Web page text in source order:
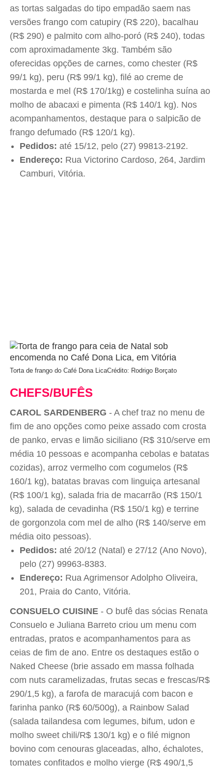
as tortas salgadas do tipo empadão saem nas
versões frango com catupiry (R$ 220), bacalhau
(R$ 290) e palmito com alho-poró (R$ 240), todas
com aproximadamente 3kg. Também são
oferecidas opções de carnes, como chester (R$
99/1 kg), peru (R$ 99/1 kg), filé ao creme de
mostarda e mel (R$ 170/1kg) e costelinha suína ao
molho de abacaxi e pimenta (R$ 140/1 kg). Nos
acompanhamentos, destaque para o salpicão de
frango defumado (R$ 120/1 kg).
Pedidos: até 15/12, pelo (27) 99813-2192.
Endereço: Rua Victorino Cardoso, 264, Jardim
Camburi, Vitória.
Torta de frango do Café Dona LicaCrédito: Rodrigo Borçato
CHEFS/BUFÊS
CAROL SARDENBERG - A chef traz no menu de
fim de ano opções como peixe assado com crosta
de panko, ervas e limão siciliano (R$ 310/serve em
média 10 pessoas e acompanha cebolas e batatas
cozidas), arroz vermelho com cogumelos (R$
160/1 kg), batatas bravas com linguiça artesanal
(R$ 100/1 kg), salada fria de macarrão (R$ 150/1
kg), salada de cevadinha (R$ 150/1 kg) e terrine
de gorgonzola com mel de alho (R$ 140/serve em
média oito pessoas).
Pedidos: até 20/12 (Natal) e 27/12 (Ano Novo),
pelo (27) 99963-8383.
Endereço: Rua Agrimensor Adolpho Oliveira,
201, Praia do Canto, Vitória.
CONSUELO CUISINE - O bufê das sócias Renata
Consuelo e Juliana Barreto criou um menu com
entradas, pratos e acompanhamentos para as
ceias de fim de ano. Entre os destaques estão o
Naked Cheese (brie assado em massa folhada
com nuts caramelizadas, frutas secas e frescas/R$
290/1,5 kg), a farofa de maracujá com bacon e
farinha panko (R$ 60/500g), a Rainbow Salad
(salada tailandesa com legumes, bifum, udon e
molho sweet chili/R$ 130/1 kg) e o filé mignon
bovino com cenouras glaceadas, alho, échalotes,
tomates confitados e molho vierge (R$ 490/1,5